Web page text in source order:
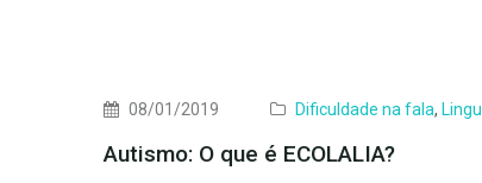
08/01/2019 Dificuldade na fala,
Autismo: O que é ECOLALIA?